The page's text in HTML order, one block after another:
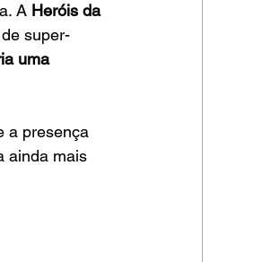
A Heróis da
super-
uma
a presença
ainda mais